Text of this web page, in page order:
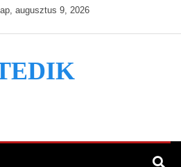
augusztus 9, 2026